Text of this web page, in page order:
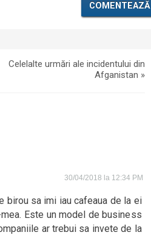
COMENTEAZĂ
Celelalte urmări ale incidentului din
Afganistan »
30/04/2018 la 12:34 PM
birou sa imi iau cafeaua de la ei
Este un model de business
ar trebui sa invete de la